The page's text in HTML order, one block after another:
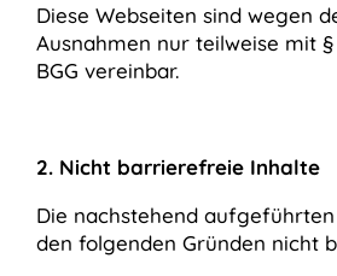
Diese Webseiten sind wegen
Ausnahmen nur teilweise mit §
BGG vereinbar.
2. Nicht barrierefreie Inhalte
Die nachstehend
den folgenden Gründen nicht